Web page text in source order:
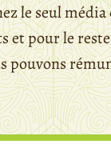
le seul
et pour le
pouvons